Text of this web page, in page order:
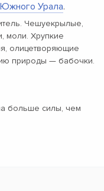
Урала.
Чешуекрылые,
моли. Хрупкие
олицетворяющие
природы — бабочки.
больше силы, чем